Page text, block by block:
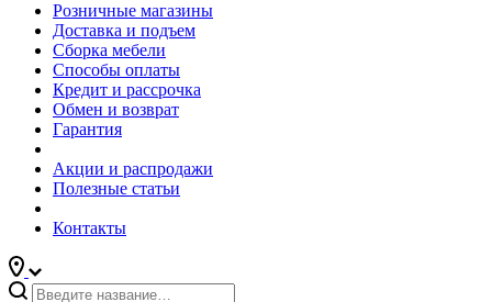
Розничные магазины
Доставка и подъем
Сборка мебели
Способы оплаты
Кредит и рассрочка
Обмен и возврат
Гарантия
Акции и распродажи
Полезные статьи
Контакты